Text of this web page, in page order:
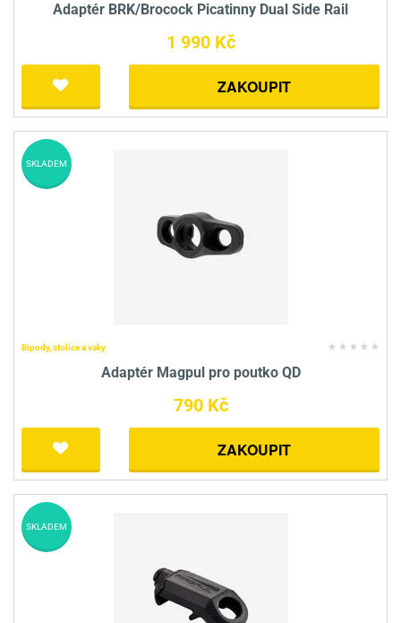
Adaptér BRK/Brocock Picatinny Dual Side Rail
1 990 Kč
ZAKOUPIT
Bipody, stolice a vaky
Adaptér Magpul pro poutko QD
790 Kč
ZAKOUPIT
SKLADEM
SKLADEM